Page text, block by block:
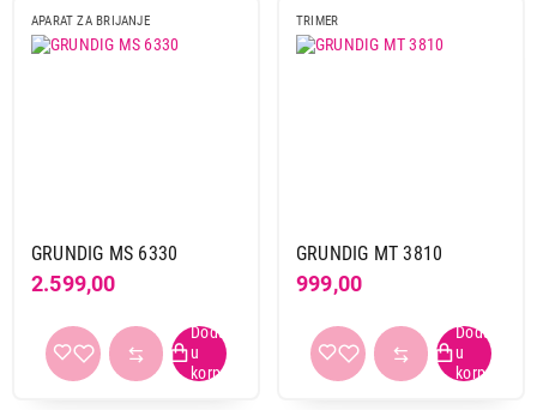
APARAT ZA BRIJANJE
GRUNDIG MS 6330
2.599,00
TRIMER
GRUNDIG MT 3810
999,00